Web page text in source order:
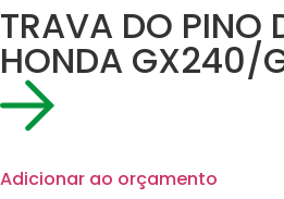
TRAVA DO PINO
HONDA GX240/
Adicionar ao orçamento